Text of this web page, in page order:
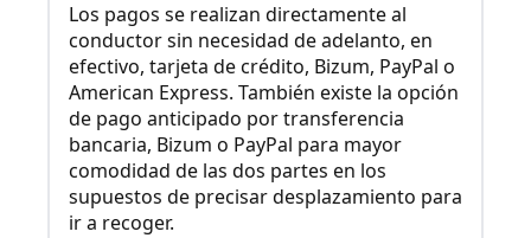
Los pagos se realizan directamente al
conductor sin necesidad de adelanto, en
efectivo, tarjeta de crédito, Bizum, PayPal o
American Express. También existe la opción
de pago anticipado por transferencia
bancaria, Bizum o PayPal para mayor
comodidad de las dos partes en los
supuestos de precisar desplazamiento para
ir a recoger.